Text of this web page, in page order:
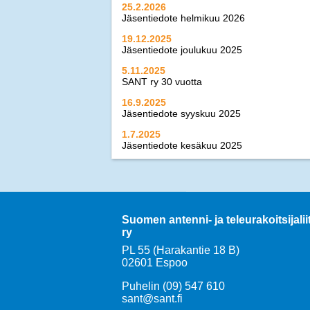
25.2.2026
Jäsentiedote helmikuu 2026
19.12.2025
Jäsentiedote joulukuu 2025
5.11.2025
SANT ry 30 vuotta
16.9.2025
Jäsentiedote syyskuu 2025
1.7.2025
Jäsentiedote kesäkuu 2025
>>
Suomen antenni- ja
ry
PL 55 (Harakantie 18 B)
02601 Espoo
Puhelin (09) 547 610
sant@sant.fi